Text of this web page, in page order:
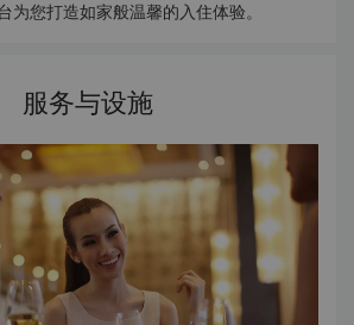
为您打造如家般温馨的入住体验。
服务与设施